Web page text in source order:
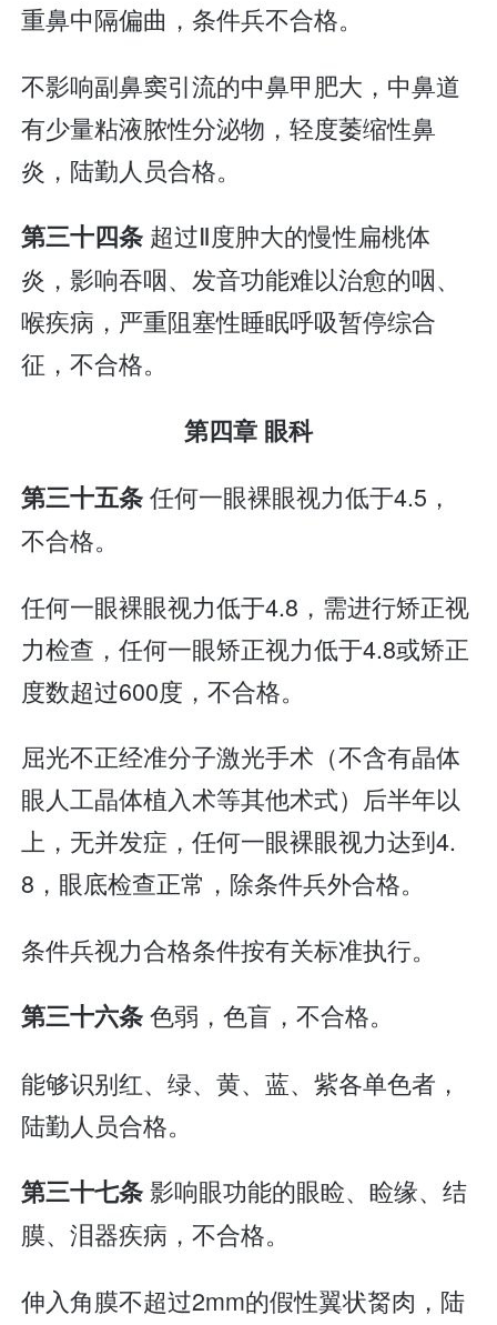
重鼻中隔偏曲，条件兵不合格。
不影响副鼻窦引流的中鼻甲肥大，中鼻道
有少量粘液脓性分泌物，轻度萎缩性鼻
炎，陆勤人员合格。
第三十四条 超过Ⅱ度肿大的慢性扁桃体
炎，影响吞咽、发音功能难以治愈的咽、
喉疾病，严重阻塞性睡眠呼吸暂停综合
征，不合格。
第四章 眼科
第三十五条任何一眼裸眼视力低于4.5，
不合格。
任何一眼裸眼视力低于4.8，需进行矫正视
力检查，任何一眼矫正视力低于4.8或矫正
度数超过600度，不合格。
屈光不正经准分子激光手术（不含有晶体
眼人工晶体植入术等其他术式）后半年以
上，无并发症，任何一眼裸眼视力达到4.
8，眼底检查正常，除条件兵外合格。
条件兵视力合格条件按有关标准执行。
第三十六条色弱，色盲，不合格。
能够识别红、绿、黄、蓝、紫各单色者，
陆勤人员合格。
第三十七条影响眼功能的眼睑、睑缘、结
膜、泪器疾病，不合格。
伸入角膜不超过2mm的假性翼状胬肉，陆